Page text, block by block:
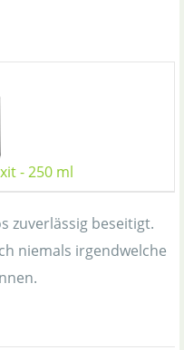
- 250 ml
zuverlässig beseitigt.
niemals irgendwelche